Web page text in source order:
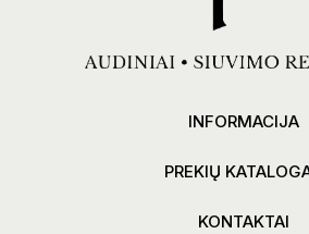
INFORMACIJA
PREKIŲ
KONTAKTAI